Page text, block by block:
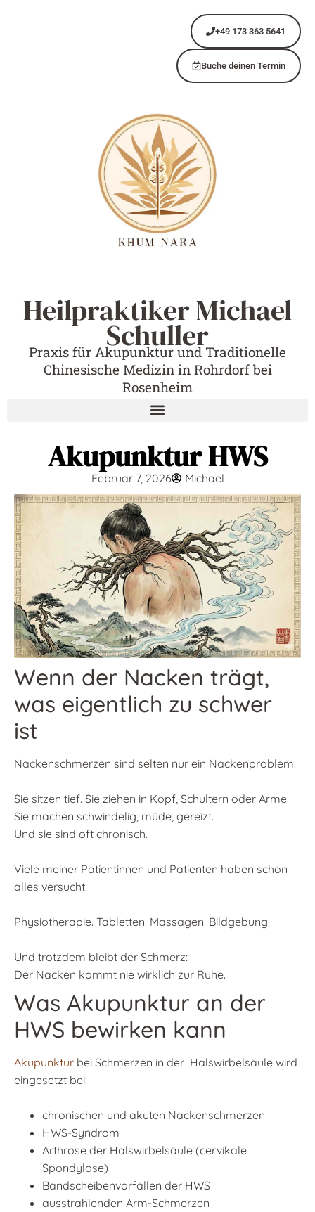
+49 173 363 5641
Buche deinen Termin
Heilpraktiker Michael
Schuller
Praxis für Akupunktur und Traditionelle
Chinesische Medizin in Rohrdorf bei
Rosenheim
Akupunktur HWS
Februar 7, 2026 Michael
Wenn der Nacken trägt,
was eigentlich zu schwer
ist
Nackenschmerzen sind selten nur ein Nackenproblem.
Sie sitzen tief. Sie ziehen in Kopf, Schultern oder Arme.
Sie machen schwindelig, müde, gereizt.
Und sie sind oft chronisch.
Viele meiner Patientinnen und Patienten haben schon
alles versucht.
Physiotherapie. Tabletten. Massagen. Bildgebung.
Und trotzdem bleibt der Schmerz:
Der Nacken kommt nie wirklich zur Ruhe.
Was Akupunktur an der
HWS bewirken kann
Akupunktur bei Schmerzen in der Halswirbelsäule wird
eingesetzt bei:
chronischen und akuten Nackenschmerzen
HWS-Syndrom
Arthrose der Halswirbelsäule (cervikale
Spondylose)
Bandscheibenvorfällen der HWS
ausstrahlenden Arm-Schmerzen